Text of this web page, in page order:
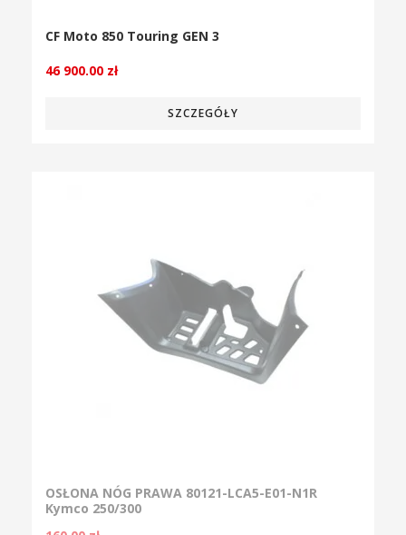
CF Moto 850 Touring GEN 3
46 900.00 zł
SZCZEGÓŁY
OSŁONA NÓG PRAWA 80121-LCA5-E01-N1R
Kymco 250/300